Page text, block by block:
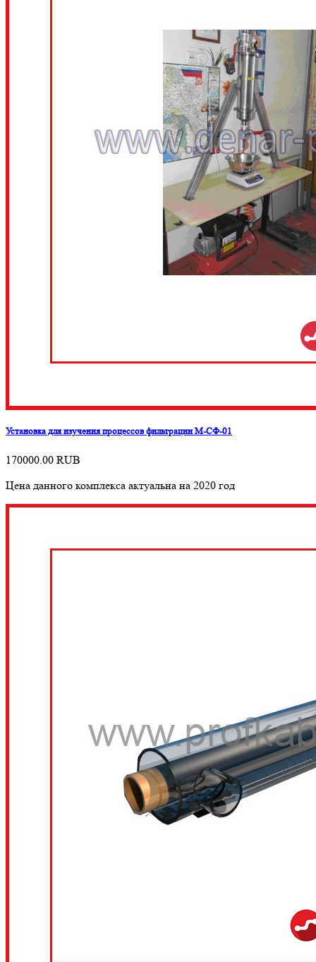
Установка для изучения процессов фильтрации М-СФ-01
170000.00 RUB
Цена данного комплекса актуальна на 2020 год